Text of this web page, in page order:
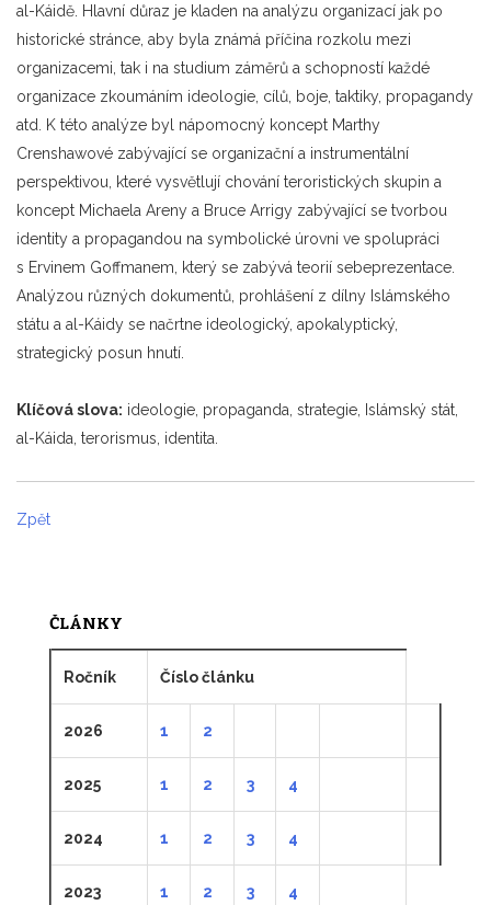
al-Káidě. Hlavní důraz je kladen na analýzu organizací jak po
historické stránce, aby byla známá příčina rozkolu mezi
organizacemi, tak i na studium záměrů a schopností každé
organizace zkoumáním ideologie, cílů, boje, taktiky, propagandy
atd. K této analýze byl nápomocný koncept Marthy
Crenshawové zabývající se organizační a instrumentální
perspektivou, které vysvětlují chování teroristických skupin a
koncept Michaela Areny a Bruce Arrigy zabývající se tvorbou
identity a propagandou na symbolické úrovni ve spolupráci
s Ervinem Goffmanem, který se zabývá teorií sebeprezentace.
Analýzou různých dokumentů, prohlášení z dílny Islámského
státu a al-Káidy se načrtne ideologický, apokalyptický,
strategický posun hnutí.
Klíčová slova: ideologie, propaganda, strategie, Islámský stát,
al-Káida, terorismus, identita.
Zpět
ČLÁNKY
Ročník Číslo článku
2026 1 2
2025 1 2 3 4
2024 1 2 3 4
2023 1 2 3 4